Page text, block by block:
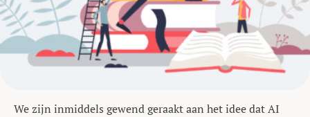
We zijn inmiddels gewend geraakt aan het idee dat AI